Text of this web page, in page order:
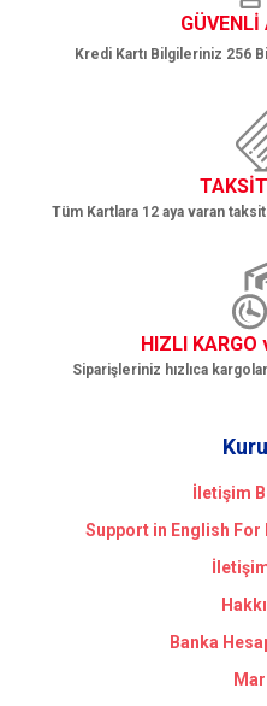
GÜVENLİ
Kredi Kartı Bilgileriniz 256
Tüm Kartlara 12 aya varan
HIZLI KARGO
Siparişleriniz hızlıca
İletişim
Support in English For
Banka